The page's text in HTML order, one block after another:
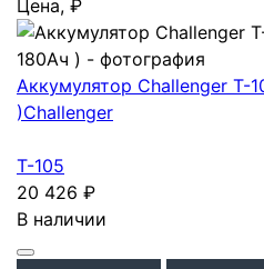
Цена, ₽
Аккумулятор Challenger T-
)Challenger
T-105
20 426 ₽
В наличии